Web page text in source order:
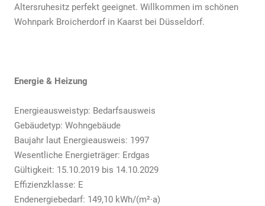
Altersruhesitz perfekt geeignet. Willkommen im schönen
Wohnpark Broicherdorf in Kaarst bei Düsseldorf.
Energie & Heizung
Energieausweistyp: Bedarfsausweis
Gebäudetyp: Wohngebäude
Baujahr laut Energieausweis: 1997
Wesentliche Energieträger: Erdgas
Gültigkeit: 15.10.2019 bis 14.10.2029
Effizienzklasse: E
Endenergiebedarf: 149,10 kWh/(m²·a)